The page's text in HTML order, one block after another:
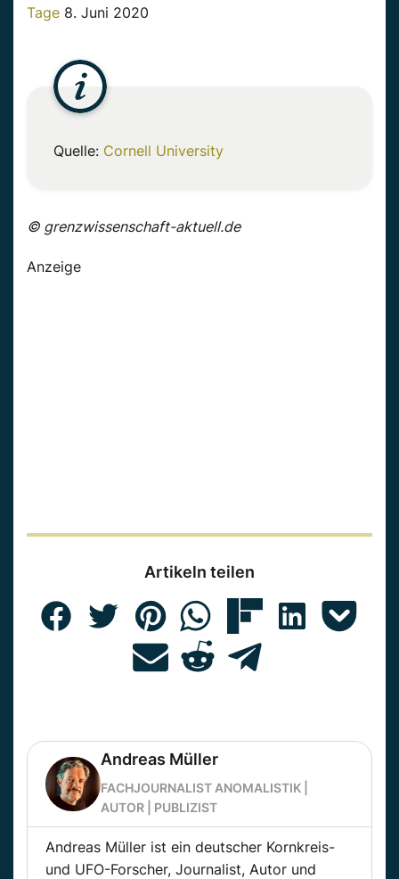
Tage 8. Juni 2020
Quelle: Cornell University
© grenzwissenschaft-aktuell.de
Anzeige
Artikeln teilen
Andreas Müller
FACHJOURNALIST ANOMALISTIK |
AUTOR | PUBLIZIST
Andreas Müller ist ein deutscher Kornkreis-
und UFO-Forscher, Journalist, Autor und